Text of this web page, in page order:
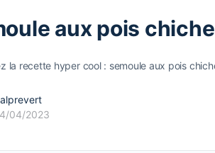
aux pois
la recette hyper cool : semoule aux pois
04/2023